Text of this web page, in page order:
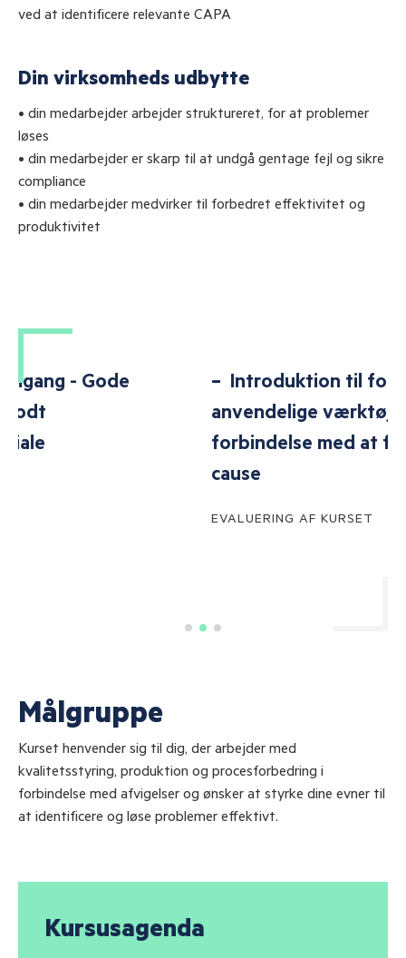
ved at identificere relevante CAPA
Din virksomheds udbytte
• din medarbejder arbejder struktureret, for at problemer
løses
• din medarbejder er skarp til at undgå gentage fejl og sikre
compliance
• din medarbejder medvirker til forbedret effektivitet og
produktivitet
Introduktion til forskellige
anvendelige værktøjer i
forbindelse med at finde root
EVALUERING AF KURSET
Målgruppe
Kurset henvender sig til dig, der arbejder med
kvalitetsstyring, produktion og procesforbedring i
forbindelse med afvigelser og ønsker at styrke dine evner til
at identificere og løse problemer effektivt.
Kursusagenda